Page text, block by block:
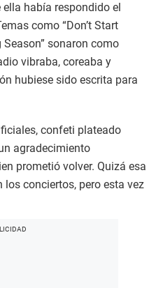
había respondido el
como “Don’t Start
Season” sonaron como
vibraba, coreaba y
hubiese sido escrita para
confeti plateado
agradecimiento
prometió volver. Quizá esa
conciertos, pero esta vez